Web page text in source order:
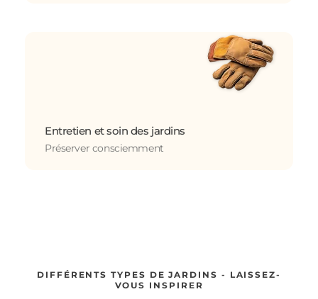
Entretien et soin des jardins
Préserver consciemment
DIFFÉRENTS TYPES DE JARDINS - LAISSEZ-
VOUS INSPIRER